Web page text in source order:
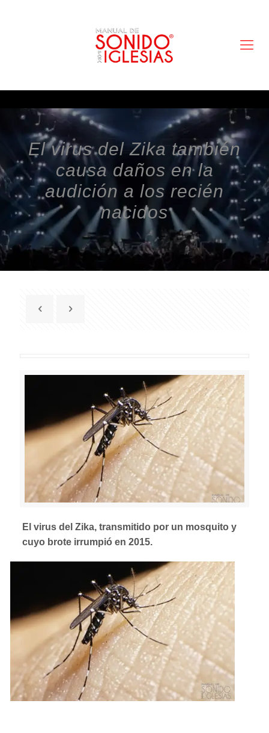
El virus del Zika también
causa daños en la
audición a los recién
nacidos
El virus del Zika, transmitido por un mosquito y
cuyo brote irrumpió en 2015.